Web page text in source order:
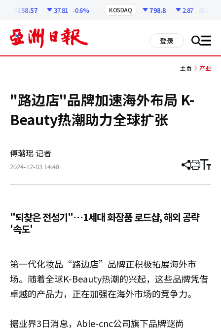
6258.57 37.81 -0.6% KOSDAQ 798.8 2.87 -0.36%
登录 搜 all
主页 产业
"路边店"品牌加速海外布局 K-
Beauty热潮助力全球扩张
傅璐瑶 记者
2024-12-03 14:48 分
章
打 调
小
"되찾은 전성기"…1세대 화장품 로드샵, 해외 공략
'속도'
第一代化妆品“路边店”品牌正积极拓展海外市
场。随着全球K-Beauty热潮的兴起，这些品牌凭借
卓越的产品力，正在加强在海外市场的竞争力。
据业界3日消息，Able-cnc公司旗下品牌谜尚